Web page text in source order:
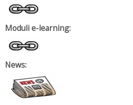
Moduli e-learning:
News: